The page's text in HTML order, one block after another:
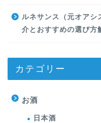
ルネサンス（元オアシ
介とおすすめの選び方
カテゴリー
お酒
日本酒